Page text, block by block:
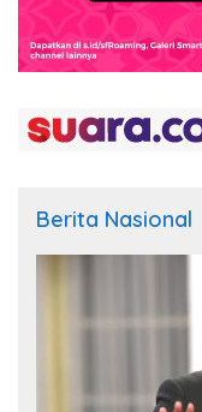
Berita Nasional